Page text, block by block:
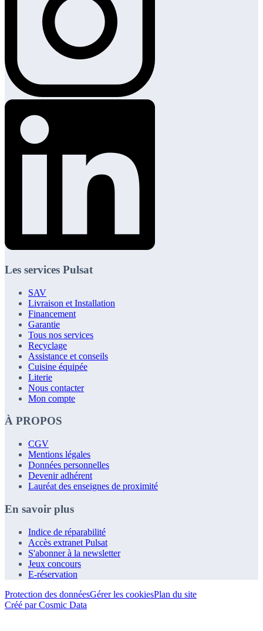
Les services Pulsat
SAV
Livraison et Installation
Financement
Garantie
Tous nos services
Recyclage
Assistance et conseils
Cuisine équipée
Literie
Nous contacter
Mon compte
À PROPOS
CGV
Mentions légales
Données personnelles
Devenir adhérent
Lauréat des enseignes de proximité
En savoir plus
Indice de réparabilité
Accès extranet Pulsat
S'abonner à la newsletter
Jeux concours
E-réservation
Protection des donnéesGérer les cookiesPlan du site
Créé par Cosmic Data